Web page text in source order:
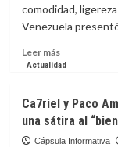
‘Jumanji:
Open
lleva
avatares
al
comodidad,
Venezuela
Leer másLeer
más
las
gorras
Freedom
Actualidad
Ca7riel y Paco
una sátira al
Cápsula Informativa